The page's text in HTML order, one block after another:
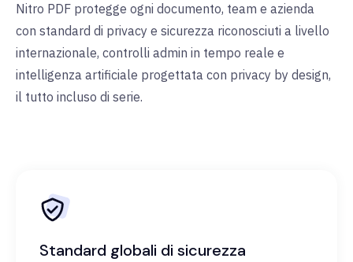
Nitro PDF protegge ogni documento, team e azienda
con standard di privacy e sicurezza riconosciuti a livello
internazionale, controlli admin in tempo reale e
intelligenza artificiale progettata con privacy by design,
il tutto incluso di serie.
Standard globali di sicurezza